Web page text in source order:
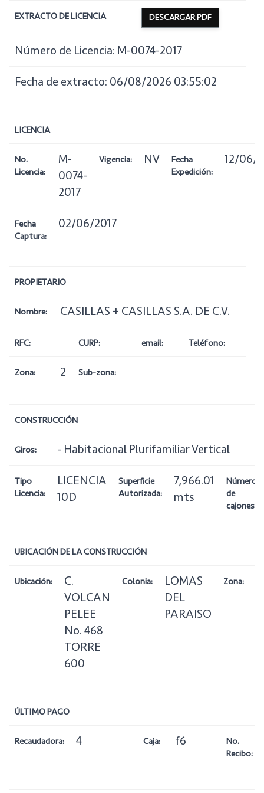
EXTRACTO DE LICENCIA DESCARGAR PDF
Número de Licencia: M-0074-2017
Fecha de extracto: 06/08/2026 03:55:02
LICENCIA
No.
Licencia:
M-
0074-
2017
Vigencia: NV
Fecha
Expedición:
12/06/
Fecha
Captura:
02/06/2017
PROPIETARIO
Nombre: CASILLAS + CASILLAS S.A. DE C.V.
RFC: CURP: email: Teléfono:
Zona: 2 Sub-zona:
CONSTRUCCIÓN
Giros: - Habitacional Plurifamiliar Vertical
Tipo
Licencia:
LICENCIA
10D
Superficie
Autorizada:
7,966.01
mts
Número
de
cajones:
UBICACIÓN DE LA CONSTRUCCIÓN
Ubicación:
C.
VOLCAN
PELEE
No. 468
TORRE
600
Colonia:
LOMAS
DEL
PARAISO
Zona:
ÚLTIMO PAGO
Recaudadora: 4 Caja: f6
No.
Recibo: